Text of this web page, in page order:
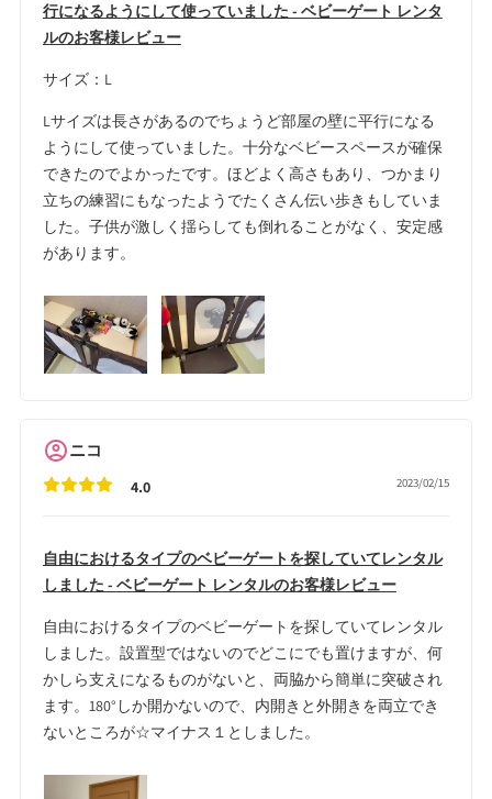
行になるようにして使っていました - ベビーゲート レンタ
ルのお客様レビュー
サイズ：L
Lサイズは長さがあるのでちょうど部屋の壁に平行になる
ようにして使っていました。十分なベビースペースが確保
できたのでよかったです。ほどよく高さもあり、つかまり
立ちの練習にもなったようでたくさん伝い歩きもしていま
した。子供が激しく揺らしても倒れることがなく、安定感
があります。
4.0 2023/02/15
ニコ
自由におけるタイプのベビーゲートを探していてレンタル
しました - ベビーゲート レンタルのお客様レビュー
自由におけるタイプのベビーゲートを探していてレンタル
しました。設置型ではないのでどこにでも置けますが、何
かしら支えになるものがないと、両脇から簡単に突破され
ます。180°しか開かないので、内開きと外開きを両立でき
ないところが☆マイナス１としました。